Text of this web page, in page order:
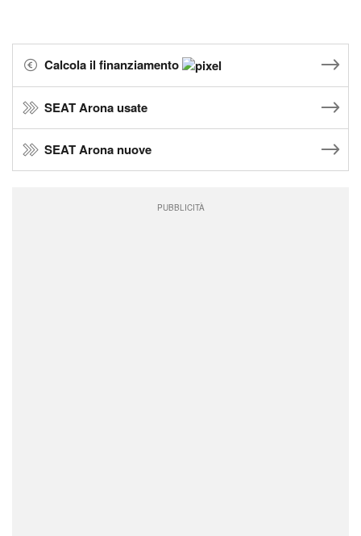
Calcola il finanziamento
SEAT Arona usate
SEAT Arona nuove
PUBBLICITÀ